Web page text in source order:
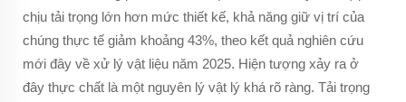
chịu tải trọng lớn hơn mức thiết kế, khả năng giữ vị trí của
chúng thực tế giảm khoảng 43%, theo kết quả nghiên cứu
mới đây về xử lý vật liệu năm 2025. Hiện tượng xảy ra ở
đây thực chất là một nguyên lý vật lý khá rõ ràng. Tải trọng